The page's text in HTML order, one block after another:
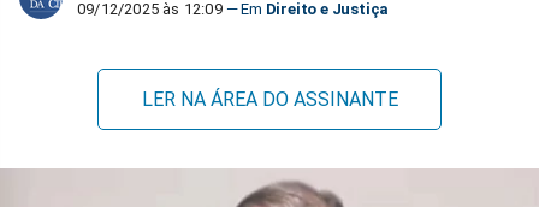
09/12/2025 às 12:09 Direito e Justiça
LER NA ÁREA DO ASSINANTE